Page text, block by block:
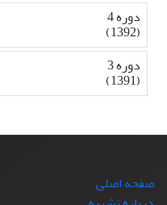
دوره 4
(1392)
دوره 3
(1391)
صفحه اصلی